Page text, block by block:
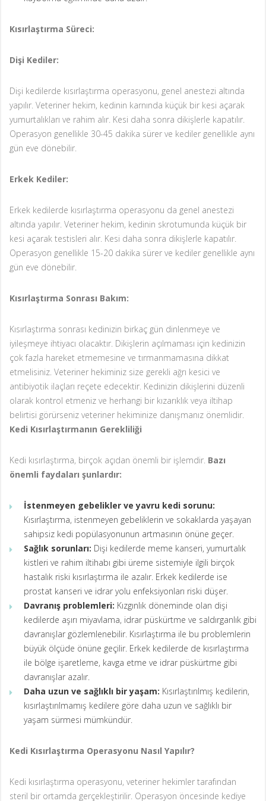
Kısırlaştırma Süreci:
Dişi Kediler:
Dişi kedilerde kısırlaştırma operasyonu, genel anestezi altında
yapılır. Veteriner hekim, kedinin karnında küçük bir kesi açarak
yumurtalıkları ve rahim alır. Kesi daha sonra dikişlerle kapatılır.
Operasyon genellikle 30-45 dakika sürer ve kediler genellikle aynı
gün eve dönebilir.
Erkek Kediler:
Erkek kedilerde kısırlaştırma operasyonu da genel anestezi
altında yapılır. Veteriner hekim, kedinin skrotumunda küçük bir
kesi açarak testisleri alır. Kesi daha sonra dikişlerle kapatılır.
Operasyon genellikle 15-20 dakika sürer ve kediler genellikle aynı
gün eve dönebilir.
Kısırlaştırma Sonrası Bakım:
Kısırlaştırma sonrası kedinizin birkaç gün dinlenmeye ve
iyileşmeye ihtiyacı olacaktır. Dikişlerin açılmaması için kedinizin
çok fazla hareket etmemesine ve tırmanmamasına dikkat
etmelisiniz. Veteriner hekiminiz size gerekli ağrı kesici ve
antibiyotik ilaçları reçete edecektir. Kedinizin dikişlerini düzenli
olarak kontrol etmeniz ve herhangi bir kızarıklık veya iltihap
belirtisi görürseniz veteriner hekiminize danışmanız önemlidir.
Kedi Kısırlaştırmanın Gerekliliği
Kedi kısırlaştırma, birçok açıdan önemli bir işlemdir. Bazı
önemli faydaları şunlardır:
İstenmeyen gebelikler ve yavru kedi sorunu:
Kısırlaştırma, istenmeyen gebeliklerin ve sokaklarda yaşayan
sahipsiz kedi popülasyonunun artmasının önüne geçer.
Sağlık sorunları: Dişi kedilerde meme kanseri, yumurtalık
kistleri ve rahim iltihabı gibi üreme sistemiyle ilgili birçok
hastalık riski kısırlaştırma ile azalır. Erkek kedilerde ise
prostat kanseri ve idrar yolu enfeksiyonları riski düşer.
Davranış problemleri: Kızgınlık döneminde olan dişi
kedilerde aşırı miyavlama, idrar püskürtme ve saldırganlık gibi
davranışlar gözlemlenebilir. Kısırlaştırma ile bu problemlerin
büyük ölçüde önüne geçilir. Erkek kedilerde de kısırlaştırma
ile bölge işaretleme, kavga etme ve idrar püskürtme gibi
davranışlar azalır.
Daha uzun ve sağlıklı bir yaşam: Kısırlaştırılmış kedilerin,
kısırlaştırılmamış kedilere göre daha uzun ve sağlıklı bir
yaşam sürmesi mümkündür.
Kedi Kısırlaştırma Operasyonu Nasıl Yapılır?
Kedi kısırlaştırma operasyonu, veteriner hekimler tarafından
steril bir ortamda gerçekleştirilir. Operasyon öncesinde kediye